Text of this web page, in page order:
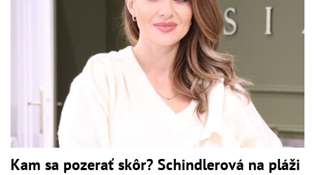
Kam sa pozerať skôr? Schindlerová na pláži